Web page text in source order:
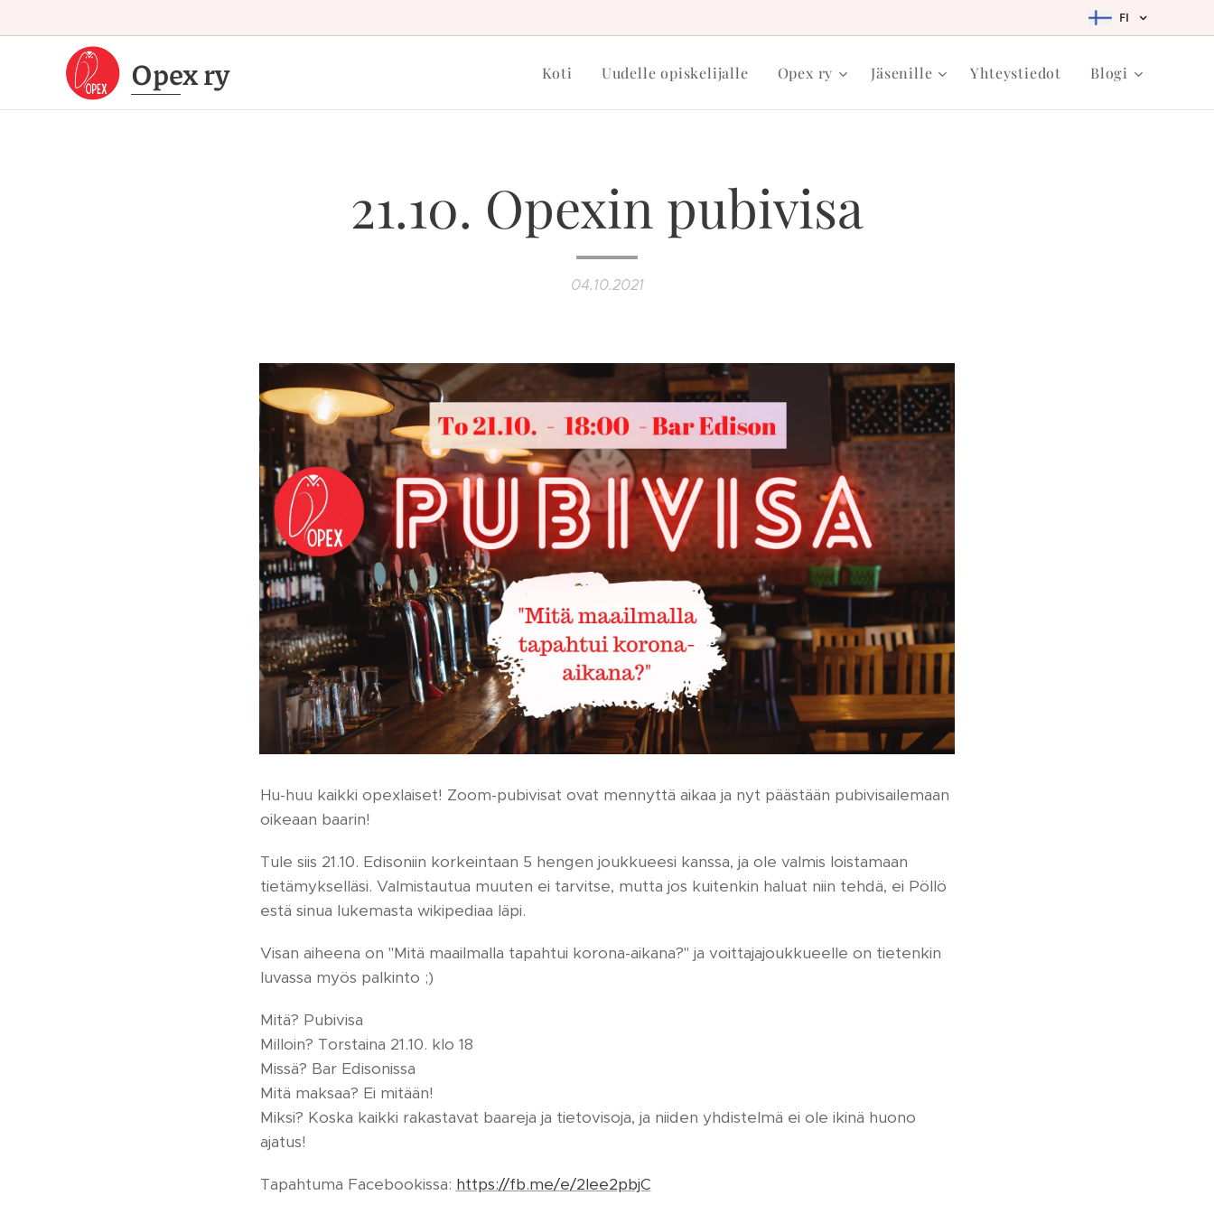
FI
Opexry Koti Uudelle opiskelijalle Opex ry Jäsenille Yhteystiedot Blogi
21.10. Opexin pubivisa
04.10.2021
Hu-huu kaikki opexlaiset! Zoom-pubivisat ovat mennyttä aikaa ja nyt päästään pubivisailemaan
oikeaan baarin!
Tule siis 21.10. Edisoniin korkeintaan 5 hengen joukkueesi kanssa, ja ole valmis loistamaan
tietämykselläsi. Valmistautua muuten ei tarvitse, mutta jos kuitenkin haluat niin tehdä, ei Pöllö
estä sinua lukemasta wikipediaa läpi.
Visan aiheena on "Mitä maailmalla tapahtui korona-aikana?" ja voittajajoukkueelle on tietenkin
luvassa myös palkinto ;)
Mitä? Pubivisa
Milloin? Torstaina 21.10. klo 18
Missä? Bar Edisonissa
Mitä maksaa? Ei mitään!
Miksi? Koska kaikki rakastavat baareja ja tietovisoja, ja niiden yhdistelmä ei ole ikinä huono
ajatus!
Tapahtuma Facebookissa: https://fb.me/e/2Iee2pbjC